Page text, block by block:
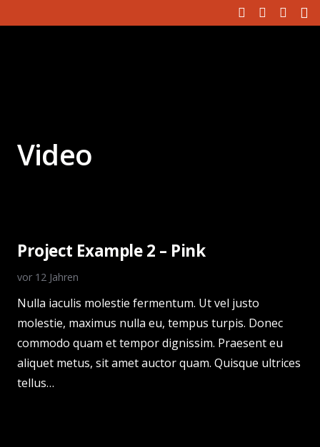
Video
Project Example 2 – Pink
vor 12 Jahren
Nulla iaculis molestie fermentum. Ut vel justo
molestie, maximus nulla eu, tempus turpis. Donec
commodo quam et tempor dignissim. Praesent eu
aliquet metus, sit amet auctor quam. Quisque ultrices
tellus…